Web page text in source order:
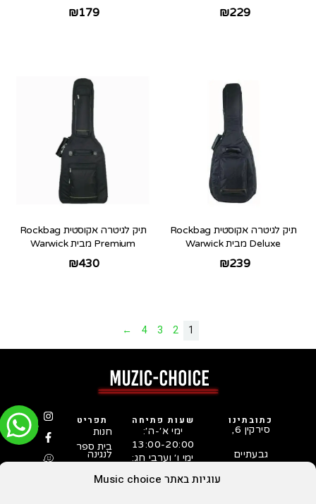
עוגיות באתר Music choice
₪229
₪179
תיק לגיטרה אקוסטית Rockbag
Deluxe מבית Warwick
₪239
תיק לגיטרה אקוסטית Rockbag
Premium מבית Warwick
₪430
1
2
3
4
←
כתובתינו
סירקין 6,
גבעתיים
שעות פתיחה
ימי א׳-ה׳:
13:00-20:00
ימי ו׳ וערבי חג:
תפריט
חנות
בית ספר
לנגינה
לבחירת
גיטרה